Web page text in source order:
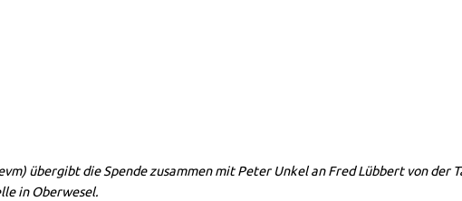
übergibt die Spende zusammen mit Peter Unkel an Fred Lübbert von der
in Oberwesel.